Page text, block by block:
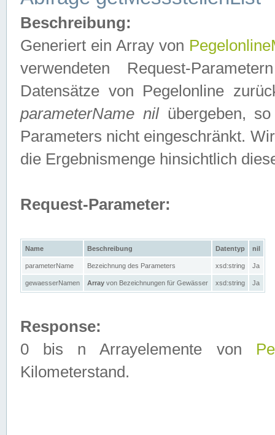
Beschreibung:
Generiert ein Array von
verwendeten Request-
Datensätze von Pegelonline
parameterName nilübergeben, so
Parameters nicht eingeschränkt.
die Ergebnismenge hinsichtlich
Request-Parameter:
Name Beschreibung Datentyp nil
parameterName Bezeichnung des Parameters xsd:string Ja
gewaesserNamen Array von Bezeichnungen für Gewässer xsd:string Ja
Response:
0 bis n Arrayelemente von
Kilometerstand.